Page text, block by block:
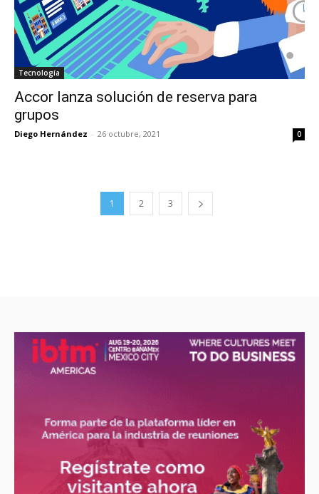
Tecnología
Accor lanza solución de reserva para
grupos
Diego Hernández - 26 octubre, 2021 0
1 2 3